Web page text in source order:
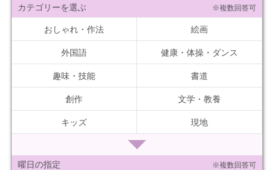
カテゴリーを選ぶ ※複数回答可
おしゃれ・作法 絵画
外国語 健康・体操・ダンス
趣味・技能 書道
創作 文学・教養
キッズ 現地
曜日の指定 ※複数回答可